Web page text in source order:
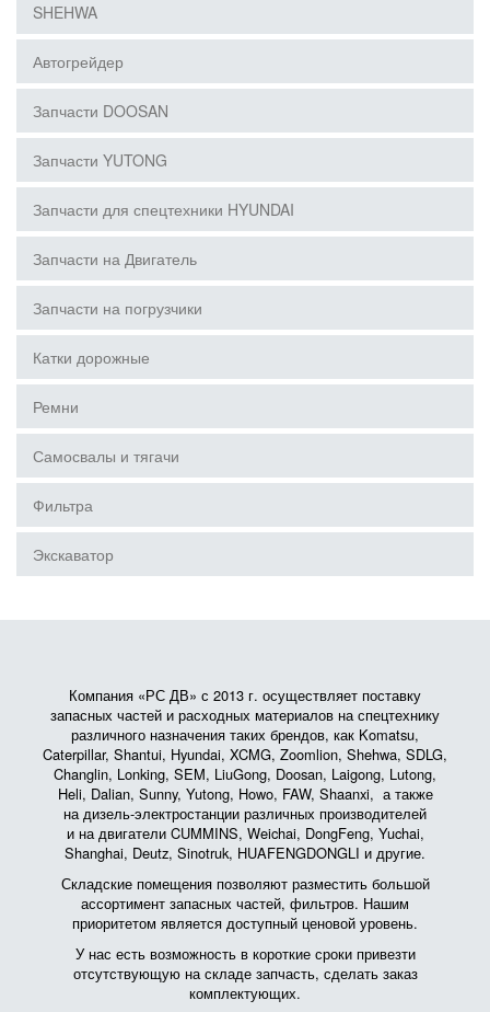
SHEHWA
Автогрейдер
Запчасти DOOSAN
Запчасти YUTONG
Запчасти для спецтехники HYUNDAI
Запчасти на Двигатель
Запчасти на погрузчики
Катки дорожные
Ремни
Самосвалы и тягачи
Фильтра
Экскаватор
Компания «РС ДВ» с 2013 г. осуществляет поставку
запасных частей и расходных материалов на спецтехнику
различного назначения таких брендов, как Komatsu,
Caterpillar, Shantui, Hyundai, XCMG, Zoomlion, Shehwa, SDLG,
Changlin, Lonking, SEM, LiuGong, Doosan, Laigong, Lutong,
Heli, Dalian, Sunny, Yutong, Howo, FAW, Shaanxi, а также
на дизель-электростанции различных производителей
и на двигатели CUMMINS, Weichai, DongFeng, Yuchai,
Shanghai, Deutz, Sinotruk, HUAFENGDONGLI и другие.
Складские помещения позволяют разместить большой
ассортимент запасных частей, фильтров. Нашим
приоритетом является доступный ценовой уровень.
У нас есть возможность в короткие сроки привезти
отсутствующую на складе запчасть, сделать заказ
комплектующих.